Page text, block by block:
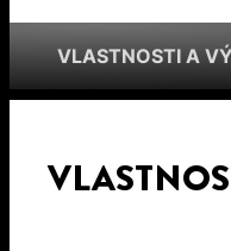
VLASTNOSTI A